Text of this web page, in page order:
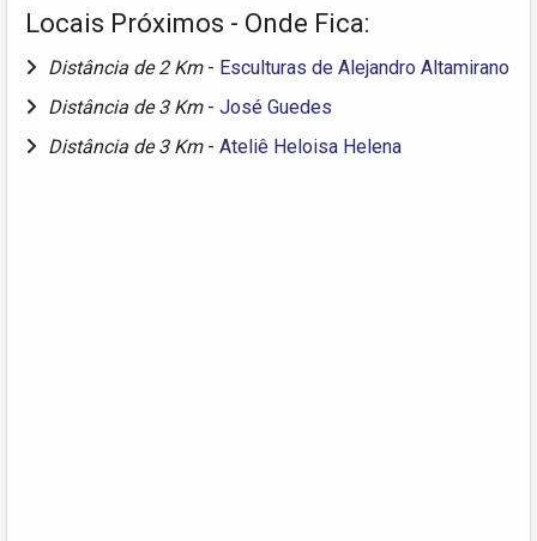
Locais Próximos - Onde Fica:
Distância de 2 Km - Esculturas de Alejandro Altamirano
Distância de 3 Km - José Guedes
Distância de 3 Km - Ateliê Heloisa Helena